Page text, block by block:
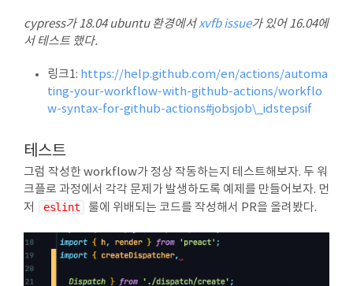
cypress가 18.04 ubuntu 환경에서xvfb issue가 있어 16.04에
서 테스트 했다.
링크1: https://help.github.com/en/actions/automa
ting-your-workflow-with-github-actions/workflo
w-syntax-for-github-actions#jobsjob\_idstepsif
테스트
그럼 작성한 workflow가 정상 작동하는지 테스트해보자. 두 워
크플로 과정에서 각각 문제가 발생하도록 예제를 만들어보자. 먼
저
eslint 룰에 위배되는 코드를 작성해서 PR을 올려봤다.